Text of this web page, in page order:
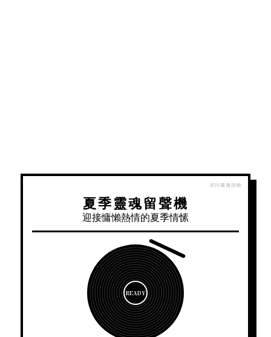
夏季靈魂留聲機
迎接慵懶熱情的夏季情愫
READY